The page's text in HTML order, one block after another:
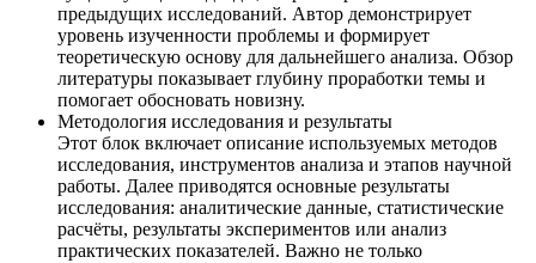
предыдущих исследований. Автор демонстрирует
уровень изученности проблемы и формирует
теоретическую основу для дальнейшего анализа. Обзор
литературы показывает глубину проработки темы и
помогает обосновать новизну.
Методология исследования и результаты
Этот блок включает описание используемых методов
исследования, инструментов анализа и этапов научной
работы. Далее приводятся основные результаты
исследования: аналитические данные, статистические
расчёты, результаты экспериментов или анализ
практических показателей. Важно не только